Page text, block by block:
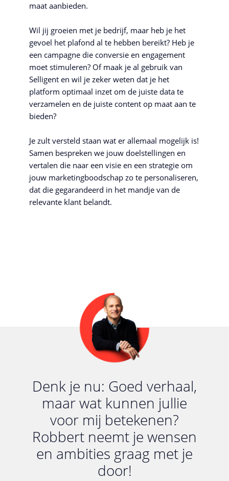
maat aanbieden.
Wil jij groeien met je bedrijf, maar heb je het
gevoel het plafond al te hebben bereikt? Heb je
een campagne die conversie en engagement
moet stimuleren? Of maak je al gebruik van
Selligent en wil je zeker weten dat je het
platform optimaal inzet om de juiste data te
verzamelen en de juiste content op maat aan te
bieden?
Je zult versteld staan wat er allemaal mogelijk is!
Samen bespreken we jouw doelstellingen en
vertalen die naar een visie en een strategie om
jouw marketingboodschap zo te personaliseren,
dat die gegarandeerd in het mandje van de
relevante klant belandt.
Denk je nu: Goed verhaal,
maar wat kunnen jullie
voor mij betekenen?
Robbert neemt je wensen
en ambities graag met je
door!